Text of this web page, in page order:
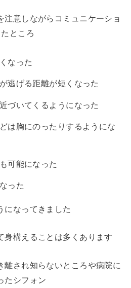
注意しながらコミュニケーショ
ところ
なった
逃げる距離が短くなった
づいてくるようになった
は胸にのったりするようにな
可能になった
った
になってきました
身構えることは多くあります
離され知らないところや病院に
たシフォン